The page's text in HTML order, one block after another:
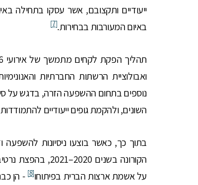
ייעודיים ותקצובם, אשר עסקו בתחילה
באיום המעורבות בבחירות.[7]
ואבולוציית הרשתות החברתיות
נוספים בתחום ההשפעה הזרה, בדגש על
השונים, ולהקמת גופים ייעודיים
בתוך כך, כאשר בוצעו ניסיונות להשפעה
הקורונה בשנים
על אשמת ארצות הברית בפיתוחו[8]
- הן